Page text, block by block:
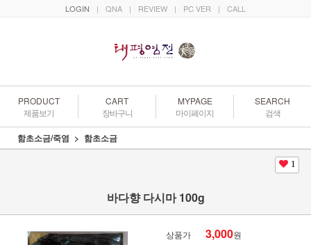
LOGIN | QNA | REVIEW | PC VER | CALL
PRODUCT
제품보기
CART
장바구니
MYPAGE
마이페이지
SEARCH
검색
함초소금/죽염 함초소금
1
바다향 다시마 100g
상품가 3,000원